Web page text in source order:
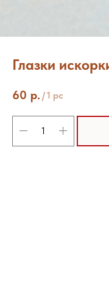
Глазки
60 р. /1 pc